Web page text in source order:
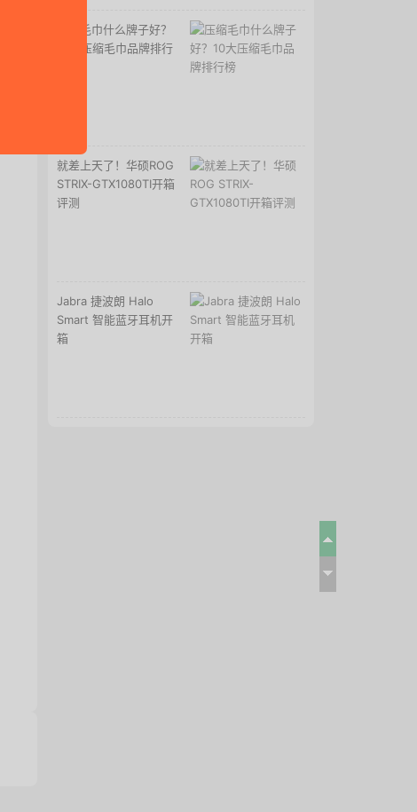
压缩毛巾什么牌子好？
10大压缩毛巾品牌排行
就差上天了！华硕ROG
STRIX-GTX1080TI开箱
评测
Jabra 捷波朗 Halo
Smart 智能蓝牙耳机开
箱